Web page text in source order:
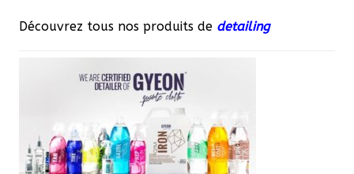
Découvrez tous nos produits de detailing